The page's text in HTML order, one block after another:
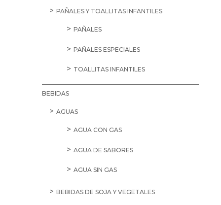
PAÑALES Y TOALLITAS INFANTILES
PAÑALES
PAÑALES ESPECIALES
TOALLITAS INFANTILES
BEBIDAS
AGUAS
AGUA CON GAS
AGUA DE SABORES
AGUA SIN GAS
BEBIDAS DE SOJA Y VEGETALES